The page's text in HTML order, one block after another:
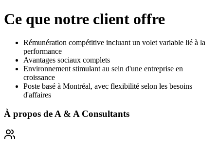
Ce que notre client offre
Rémunération compétitive incluant un volet variable lié à la
performance
Avantages sociaux complets
Environnement stimulant au sein d'une entreprise en
croissance
Poste basé à Montréal, avec flexibilité selon les besoins
d'affaires
À propos de A & A Consultants